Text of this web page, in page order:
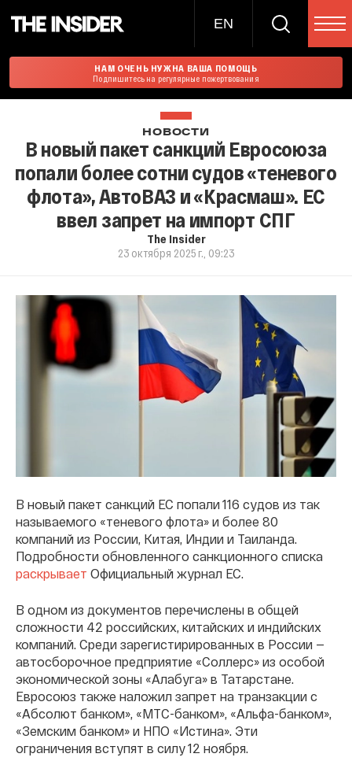
EN
НАМ ОЧЕНЬ НУЖНА ВАША ПОМОЩЬ
Подпишитесь на регулярные пожертвования
НОВОСТИ
В новый пакет санкций Евросоюза
попали более сотни судов «теневого
флота», АвтоВАЗ и «Красмаш». ЕС
ввел запрет на импорт СПГ
The Insider
23 октября 2025 г., 09:23
В новый пакет санкций ЕС попали 116 судов из так
называемого «теневого флота» и более 80
компаний из России, Китая, Индии и Таиланда.
Подробности обновленного санкционного списка
раскрывает Официальный журнал ЕС.
В одном из документов перечислены в общей
сложности 42 российских, китайских и индийских
компаний. Среди зарегистирированных в России —
автосборочное предприятие «Соллерс» из особой
экономической зоны «Алабуга» в Татарстане.
Евросоюз также наложил запрет на транзакции с
«Абсолют банком», «МТС-банком», «Альфа-банком»,
«Земским банком» и НПО «Истина». Эти
ограничения вступят в силу 12 ноября.